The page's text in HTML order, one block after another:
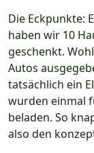
Die Eckpunkte:
haben wir 10
geschenkt.
Autos
tatsächlich ein
wurden einmal
beladen. So
also den